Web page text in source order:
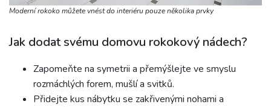
Moderní rokoko můžete vnést do interiéru pouze několika prvky
Jak dodat svému domovu rokokový nádech?
Zapomeňte na symetrii a přemýšlejte ve smyslu
rozmáchlých forem, mušlí a svitků.
Přidejte kus nábytku se zakřivenými nohami a